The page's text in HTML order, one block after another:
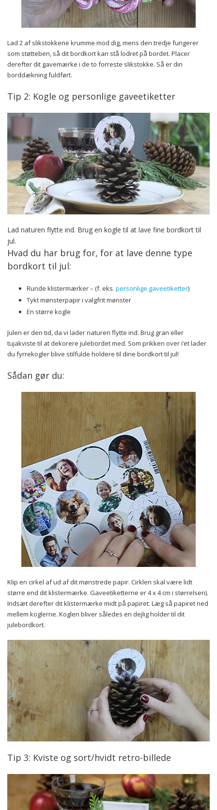
Lad 2 af slikstokkene krumme mod dig, mens den tredje fungerer
som støtteben, så dit bordkort kan stå lodret på bordet. Placer
derefter dit gavemærke i de to forreste slikstokke. Så er din
borddækning fuldført.
Tip 2: Kogle og personlige gaveetiketter
Lad naturen flytte ind. Brug en kogle til at lave fine bordkort til
jul.
Hvad du har brug for, for at lave denne type
bordkort til jul:
Runde klistermærker – (f. eks. personlige gaveetiketter)
Tykt mønsterpapir i valgfrit mønster
En større kogle
Julen er den tid, da vi lader naturen flytte ind. Brug gran eller
tujakviste til at dekorere julebordet med. Som prikken over i’et lader
du fyrrekogler blive stilfulde holdere til dine bordkort til jul!
Sådan gør du:
Klip en cirkel af ud af dit mønstrede papir. Cirklen skal være lidt
større end dit klistermærke. Gaveetiketterne er 4 x 4 cm i størrelsen).
Indsæt derefter dit klistermærke midt på papiret. Læg så papiret ned
mellem koglerne. Koglen bliver således en dejlig holder til dit
julebordkort.
Tip 3: Kviste og sort/hvidt retro-billede